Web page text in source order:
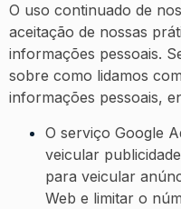
O uso continuado de
aceitação de nossas
informações pessoais.
sobre como lidamos
informações pessoais,
O serviço Google
veicular
para veicular
Web e limitar o